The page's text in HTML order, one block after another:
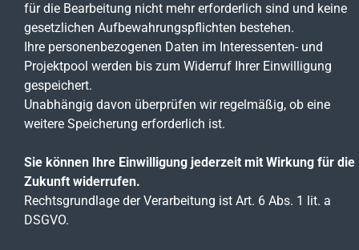
für die Bearbeitung nicht mehr erforderlich sind und keine
gesetzlichen Aufbewahrungspflichten bestehen.
Ihre personenbezogenen Daten im Interessenten- und
Projektpool werden bis zum Widerruf Ihrer Einwilligung
gespeichert.
Unabhängig davon überprüfen wir regelmäßig, ob eine
weitere Speicherung erforderlich ist.
Sie können Ihre Einwilligung jederzeit mit Wirkung für die
Zukunft widerrufen.
Rechtsgrundlage der Verarbeitung ist Art. 6 Abs. 1 lit. a
DSGVO.